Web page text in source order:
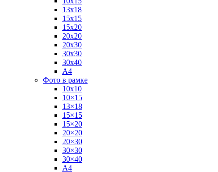
13х18
15х15
15х20
20х20
20х30
30х30
30х40
А4
Фото в рамке
10х10
10×15
13×18
15×15
15×20
20×20
20×30
30×30
30×40
A4